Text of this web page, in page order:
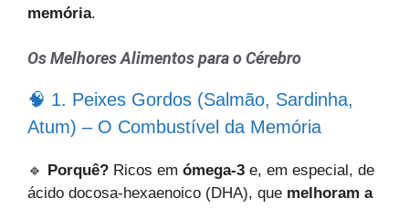
memória.
Os Melhores Alimentos para o Cérebro
🧠 1. Peixes Gordos (Salmão, Sardinha,
Atum) – O Combustível da Memória
🔹 Porquê? Ricos em ómega-3 e, em especial, de
ácido docosa-hexaenoico (DHA), que melhoram a